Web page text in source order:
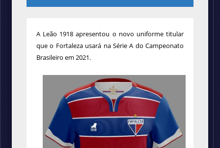
A Leão 1918 apresentou o novo uniforme titular
que o Fortaleza usará na Série A do Campeonato
Brasileiro em 2021.